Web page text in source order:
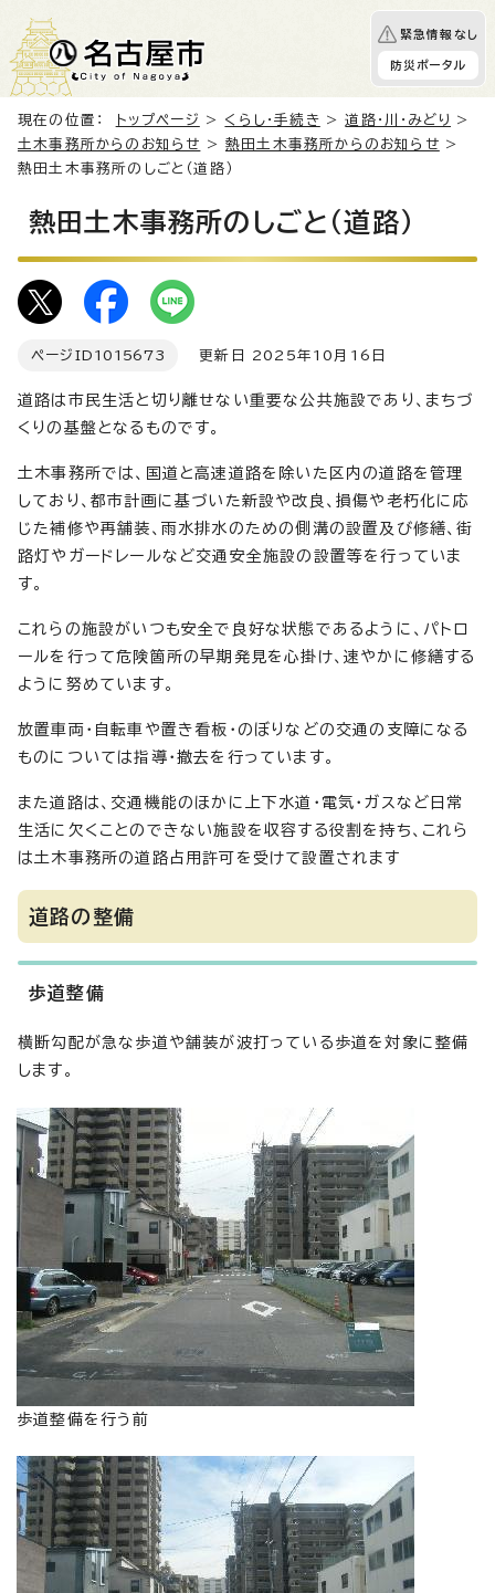
緊急情報なし
防災ポータル
現在の位置： トップページ > くらし・手続き >道路・川・みどり
>
土木事務所からのお知らせ
>熱田土木事務所からのお知らせ >
熱田土木事務所のしごと（道路）
熱田土木事務所のしごと（道路）
ページID 1015673 更新日 2025年10月16日
道路は市民生活と切り離せない重要な公共施設であり、まちづ
くりの基盤となるものです。
土木事務所では、国道と高速道路を除いた区内の道路を管理
しており、都市計画に基づいた新設や改良、損傷や老朽化に応
じた補修や再舗装、雨水排水のための側溝の設置及び修繕、街
路灯やガードレールなど交通安全施設の設置等を行っていま
す。
これらの施設がいつも安全で良好な状態であるように、パトロ
ールを行って危険箇所の早期発見を心掛け、速やかに修繕する
ように努めています。
放置車両・自転車や置き看板・のぼりなどの交通の支障になる
ものについては指導・撤去を行っています。
また道路は、交通機能のほかに上下水道・電気・ガスなど日常
生活に欠くことのできない施設を収容する役割を持ち、これら
は土木事務所の道路占用許可を受けて設置されます
道路の整備
歩道整備
横断勾配が急な歩道や舗装が波打っている歩道を対象に整備
します。
歩道整備を行う前